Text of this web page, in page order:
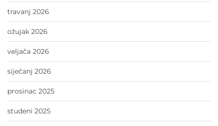
travanj 2026
ožujak 2026
veljača 2026
siječanj 2026
prosinac 2025
studeni 2025